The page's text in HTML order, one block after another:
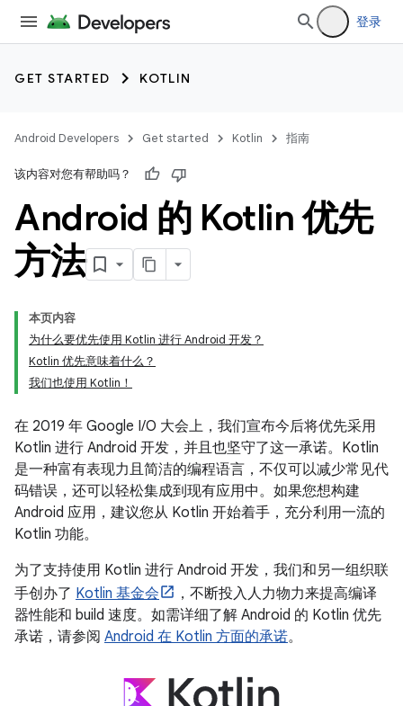
登录
GET STARTED KOTLIN
Android Developers Get started Kotlin 指南
该内容对您有帮助吗？
Android 的 Kotlin 优先
方法
本页内容
为什么要优先使用 Kotlin 进行 Android 开发？
Kotlin 优先意味着什么？
我们也使用 Kotlin！
在 2019 年 Google I/O 大会上，我们宣布今后将优先采用
Kotlin 进行 Android 开发，并且也坚守了这一承诺。Kotlin
是一种富有表现力且简洁的编程语言，不仅可以减少常见代
码错误，还可以轻松集成到现有应用中。如果您想构建
Android 应用，建议您从 Kotlin 开始着手，充分利用一流的
Kotlin 功能。
为了支持使用 Kotlin 进行 Android 开发，我们和另一组织联
手创办了 Kotlin 基金会
，不断投入人力物力来提高编译
器性能和 build 速度。如需详细了解 Android 的 Kotlin 优先
承诺，请参阅 Android 在 Kotlin 方面的承诺。